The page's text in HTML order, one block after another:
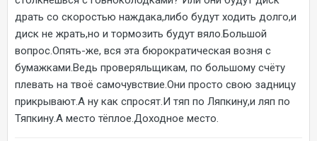
драть со скоростью наждака,либо будут ходить долго,и
диск не жрать,но и тормозить будут вяло.Большой
вопрос.Опять-же, вся эта бюрократическая возня с
бумажками.Ведь проверяльщикам, по большому счёту
плевать на твоё самочувствие.Они просто свою задницу
прикрывают.А ну как спросят.И тяп по Ляпкину,и ляп по
Тяпкину.А место тёплое.Доходное место.